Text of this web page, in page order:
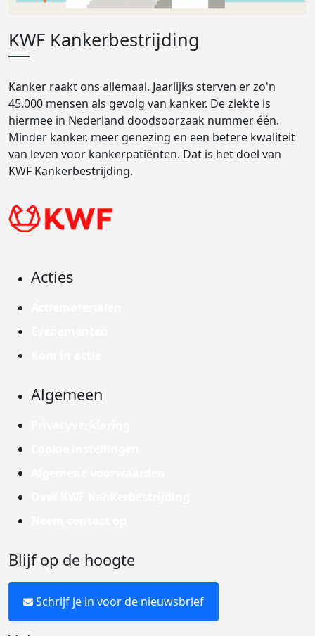
KWF Kankerbestrijding
Kanker raakt ons allemaal. Jaarlijks sterven er zo'n
45.000 mensen als gevolg van kanker. De ziekte is
hiermee in Nederland doodsoorzaak nummer één.
Minder kanker, meer genezing en een betere kwaliteit
van leven voor kankerpatiënten. Dat is het doel van
KWF Kankerbestrijding.
Acties
Algemeen
Blijf op de hoogte
Schrijf je in voor de nieuwsbrief